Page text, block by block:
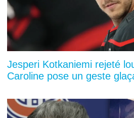
Jesperi Kotkaniemi rejeté
Caroline pose un geste